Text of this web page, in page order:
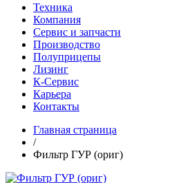
Техника
Компания
Сервис и запчасти
Производство
Полуприцепы
Лизинг
К-Сервис
Карьера
Контакты
Главная страница
/
Фильтр ГУР (ориг)